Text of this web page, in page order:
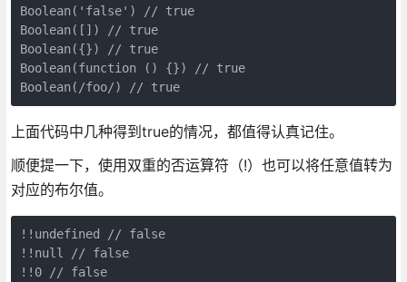
Boolean('false') // true
Boolean([]) // true
Boolean({}) // true
Boolean(function () {}) // true
Boolean(/foo/) // true
上面代码中几种得到true的情况，都值得认真记住。
顺便提一下，使用双重的否运算符（!）也可以将任意值转为
对应的布尔值。
!!undefined // false
!!null // false
!!0 // false